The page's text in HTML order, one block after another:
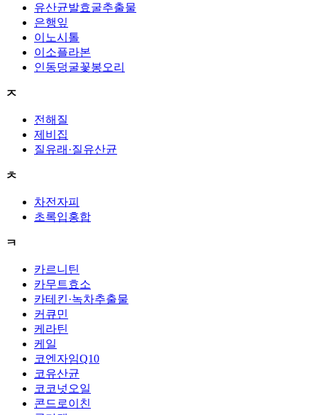
유산균발효굴추출물
은행잎
이노시톨
이소플라본
인동덩굴꽃봉오리
ㅈ
전해질
제비집
질유래·질유산균
ㅊ
차전자피
초록입홍합
ㅋ
카르니틴
카무트효소
카테킨·녹차추출물
커큐민
케라틴
케일
코엔자임Q10
코유산균
코코넛오일
콘드로이친